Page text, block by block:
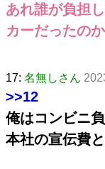
あれ誰が負担
カーだったのか
17: 名無しさん
>>12
俺はコンビニ
本社の宣伝費